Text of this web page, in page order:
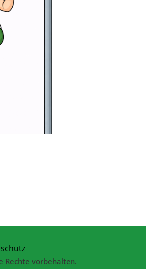
Rechte vorbehalten.